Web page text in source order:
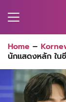
for:
Home –
นักแสดงหลัก ใน